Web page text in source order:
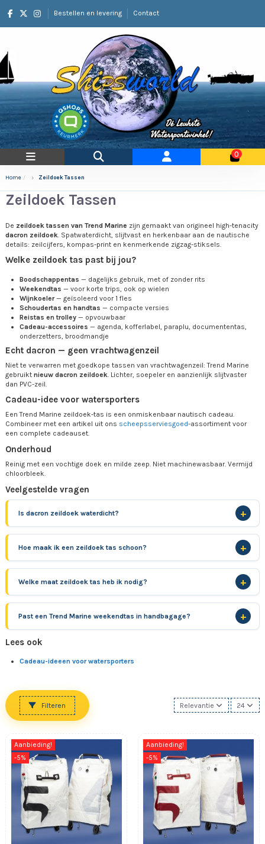
Bestellen en levering Contact
0
Home Zeildoek Tassen
Zeildoek Tassen
De zeildoek tassen van Trend Marine zijn gemaakt van origineel high-tenacity
dacron zeildoek. Spatwaterdicht, slijtvast en herkenbaar aan de nautische
details: zeilcijfers, kompas-print en kenmerkende zigzag-stiksels.
Welke zeildoek tas past bij jou?
Boodschappentas — dagelijks gebruik, met of zonder rits
Weekendtas — voor korte trips, ook op wielen
Wijnkoeler— geïsoleerd voor 1 fles
Schoudertas en handtas — compacte versies
Reistas en trolley — opvouwbaar
Cadeau-accessoires — agenda, kofferlabel, paraplu, documententas,
onderzetters, broodmandje
Echt dacron — geen vrachtwagenzeil
Niet te verwarren met goedkope tassen van vrachtwagenzeil: Trend Marine
gebruikt nieuw dacron zeildoek . Lichter, soepeler en aanzienlijk slijtvaster
dan PVC-zeil.
Cadeau-idee voor watersporters
Een Trend Marine zeildoek-tas is een onmiskenbaar nautisch cadeau.
Combineer met een artikel uit ons scheepsserviesgoed-assortiment voor
een complete cadeauset.
Onderhoud
Reinig met een vochtige doek en milde zeep. Niet machinewasbaar. Vermijd
chloorbleek.
Veelgestelde vragen
Is dacron zeildoek waterdicht?
Hoe maak ik een zeildoek tas schoon?
Welke maat zeildoek tas heb ik nodig?
Past een Trend Marine weekendtas in handbagage?
Lees ook
Cadeau-ideeen voor watersporters
Filteren Relevantie 24
Aanbieding!
-5%
Aanbieding!
-5%